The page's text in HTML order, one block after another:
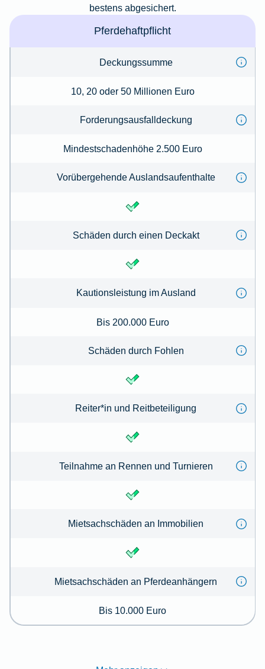
bestens abgesichert.
Pferdehaftpflicht
Deckungssumme
10, 20 oder 50 Millionen Euro
Forderungsausfalldeckung
Mindestschadenhöhe 2.500 Euro
Vorübergehende Auslandsaufenthalte
Schäden durch einen Deckakt
Kautionsleistung im Ausland
Bis 200.000 Euro
Schäden durch Fohlen
Reiter*in und Reitbeteiligung
Teilnahme an Rennen und Turnieren
Mietsachschäden an Immobilien
Mietsachschäden an Pferdeanhängern
Bis 10.000 Euro